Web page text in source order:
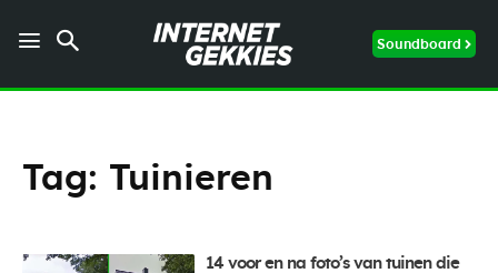
Soundboard
Tag: Tuinieren
14 voor en na foto’s van tuinen die